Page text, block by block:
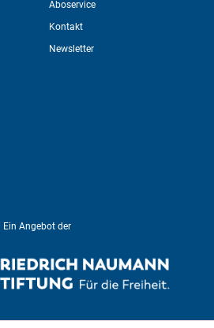
Aboservice
Kontakt
Newsletter
Ein Angebot der